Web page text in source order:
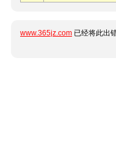
www.365jz.com 已经将此出